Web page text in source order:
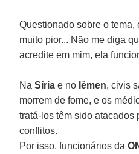
Questionado sobre o tema,
muito pior... Não me diga
acredite em mim, ela
NaSíria e no Iêmen, civis
morrem de fome, e os
tratá-los têm sido atacados
conflitos.
Por isso, funcionários da